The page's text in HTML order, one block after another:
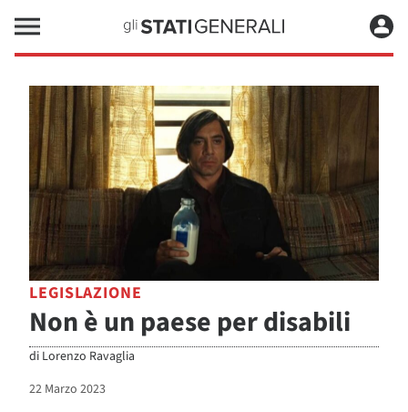
LEGISLAZIONE
Non è un paese per disabili
di Lorenzo Ravaglia
22 Marzo 2023